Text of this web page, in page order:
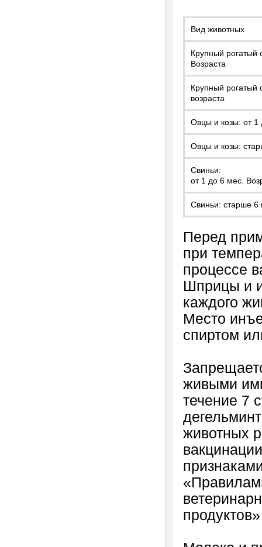
Вид животных
Крупный рогатый
Возраста
Крупный рогатый
возраста
Овцы и козы: от 1
Овцы и козы:
Свиньи:
от 1 до 6 мес.
Свиньи: старше 6
Перед
при
процессе
Шприцы и
каждого
Место
спиртом
живыми
течение 7
животных